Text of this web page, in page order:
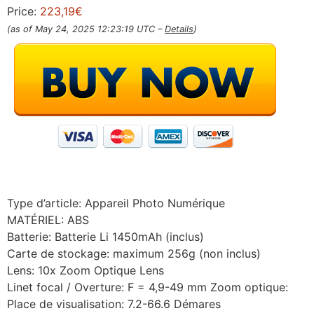
Price: 223,19€
(as of May 24, 2025 12:23:19 UTC – Details)
Type d’article: Appareil Photo Numérique
MATÉRIEL: ABS
Batterie: Batterie Li 1450mAh (inclus)
Carte de stockage: maximum 256g (non inclus)
Lens: 10x Zoom Optique Lens
Linet focal / Overture: F = 4,9-49 mm Zoom optique:
Place de visualisation: 7.2-66.6 Démares